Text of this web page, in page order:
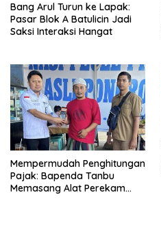
Bang Arul Turun ke Lapak:
Pasar Blok A Batulicin Jadi
Saksi Interaksi Hangat
Mempermudah Penghitungan
Pajak: Bapenda Tanbu
Memasang Alat Perekam